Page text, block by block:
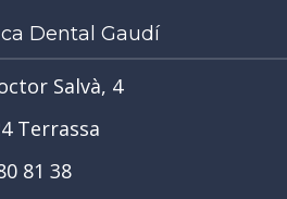
Dental Gaudí
Salvà, 4
Terrassa
81 38
ORAL
SALUD GENERAL Y LA SALUD DE TU BOCA